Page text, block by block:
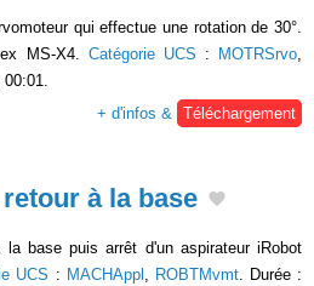
qui effectue une rotation de 30°.
MS-X4. Catégorie UCS : MOTRSrvo,
00:01.
+ d'infos & Téléchargement
à la base
la base puis arrêt d'un aspirateur iRobot
UCS : MACHAppl , ROBTMvmt. Durée :